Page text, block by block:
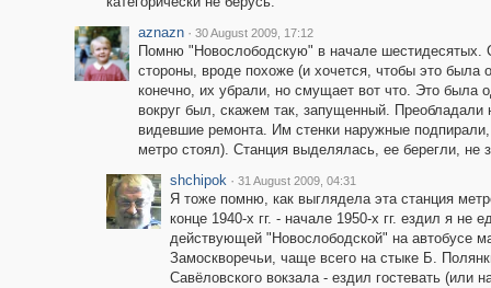
aznazn · 30 August 2009, 17:12
Помню "Новослободскую" в начале шестидесятых.
стороны, вроде похоже (и хочется, чтобы это
конечно, их убрали, но смущает вот что. Это была
вокруг был, скажем так, запущенный.
видевшие ремонта. Им стенки наружные
метро стоял). Станция выделялась, ее берегли, не
shchipok · 31 August 2009, 04:31
Я тоже помню, как выглядела эта станция
конце 1940-х гг. - начале 1950-х гг. ездил я
действующей "Новослободской" на автобусе
Замоскворечьи, чаще всего на стыке Б.
Савёловского вокзала - ездил гостевать (или